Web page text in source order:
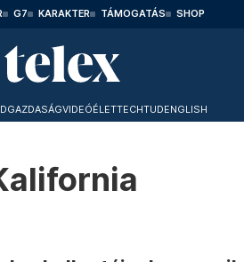
G7 KARAKTER TÁMOGATÁS SHOP
GAZDASÁGVIDEÓÉLETTECHTUDENGLISH